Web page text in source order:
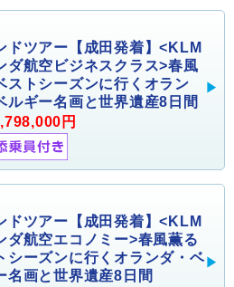
ドツアー【成田発着】<KLM
ダ航空ビジネスクラス>春風
ストシーズンに行くオラン
ルギー名画と世界遺産8日間
円
ドツアー【成田発着】<KLM
ダ航空エコノミー>春風薫る
シーズンに行くオランダ・ベ
名画と世界遺産8日間